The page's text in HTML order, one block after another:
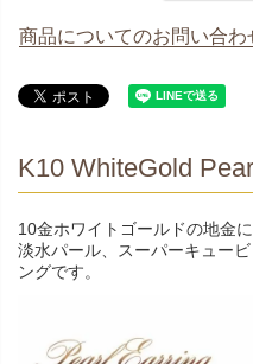
商品についてのお問い合わ
K10 WhiteGold
10金ホワイトゴールドの地金に
淡水パール、スーパーキュー
ングです。